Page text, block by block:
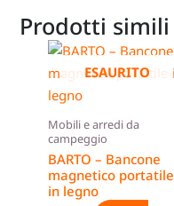
Prodotti simili
ESAURITO
Mobili e arredi da
campeggio
BARTO – Bancone
magnetico portatile
in legno